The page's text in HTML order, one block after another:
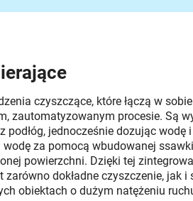
czyszczące, które łączą w
zautomatyzowanym procesie. Są
jednocześnie dozując wodę
za pomocą wbudowanej
powierzchni. Dzięki tej
dokładne czyszczenie, jak
obiektach o dużym natężeniu